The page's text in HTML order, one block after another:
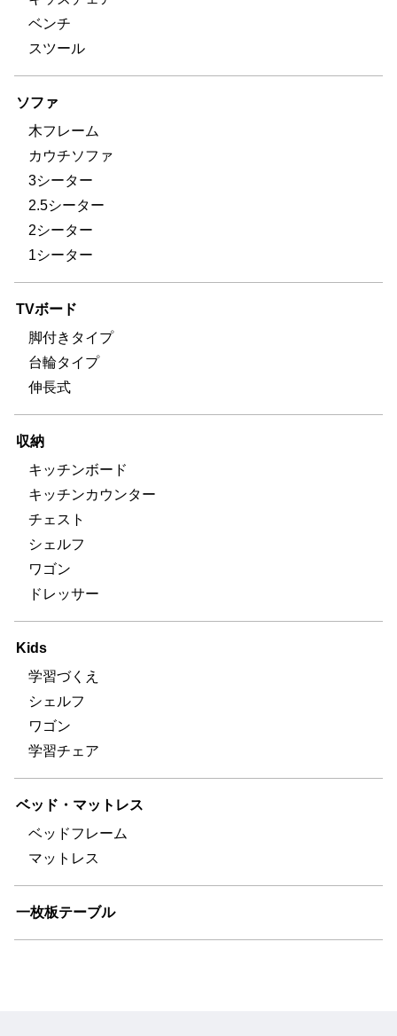
ベンチ
スツール
ソファ
木フレーム
カウチソファ
3シーター
2.5シーター
2シーター
1シーター
TVボード
脚付きタイプ
台輪タイプ
伸長式
収納
キッチンボード
キッチンカウンター
チェスト
シェルフ
ワゴン
ドレッサー
Kids
学習づくえ
シェルフ
ワゴン
学習チェア
ベッド・マットレス
ベッドフレーム
マットレス
一枚板テーブル